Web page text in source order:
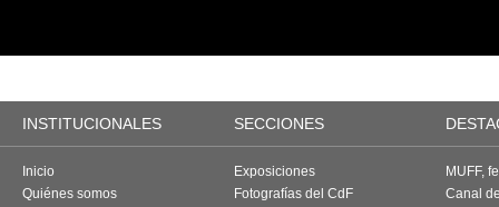
INSTITUCIONALES SECCIONES
Inicio
Quiénes somos
Exposiciones
Fotografías del CdF
MUFF,
Canal